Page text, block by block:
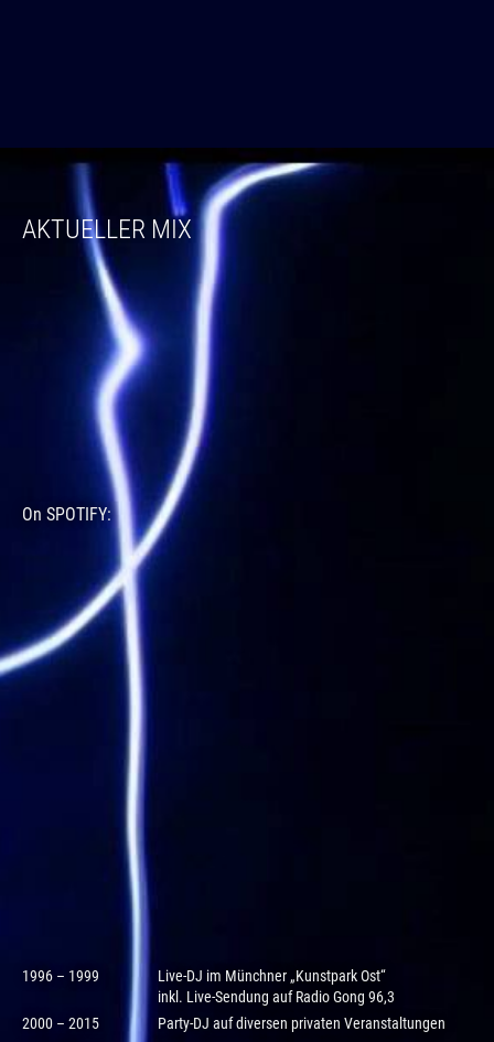
AKTUELLER MIX
On SPOTIFY:
1996 – 1999
Live-DJ im Münchner „Kunstpark Ost“
inkl. Live-Sendung auf Radio Gong 96,3
2000 – 2015
Party-DJ auf diversen privaten Veranstaltungen